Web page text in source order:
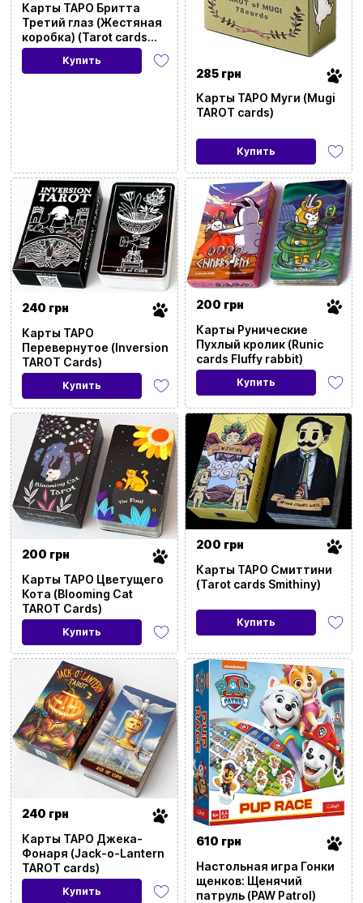
Карты ТАРО Бритта
Третий глаз (Жестяная
коробка) (Tarot cards
Britt Third Eye (Tin box))
Купить
285 грн
Карты ТАРО Муги (Mugi
TAROT cards)
Купить
240 грн
Карты ТАРО
Перевернутое (Inversion
TAROT Cards)
Купить
200 грн
Карты Рунические
Пухлый кролик (Runic
cards Fluffy rabbit)
Купить
200 грн
Карты ТАРО Цветущего
Кота (Blooming Cat
TAROT Cards)
Купить
200 грн
Карты ТАРО Смиттини
(Tarot cards Smithiny)
Купить
240 грн
Карты ТАРО Джека-
Фонаря (Jack-o-Lantern
TAROT cards)
Купить
610 грн
Настольная игра Гонки
щенков: Щенячий
патруль (PAW Patrol)